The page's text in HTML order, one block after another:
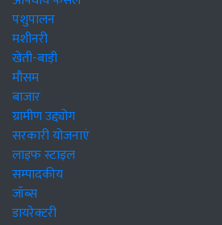
पशुपालन
मशीनरी
खेती-बाड़ी
मौसम
बाजार
ग्रामीण उद्द्योग
सरकारी योजनाएं
लाइफ स्टाइल
सम्पादकीय
जॉब्स
डायरेक्टरी